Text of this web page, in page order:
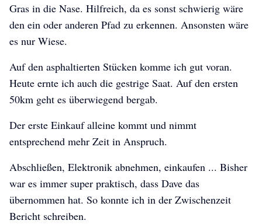
Gras in die Nase. Hilfreich, da es sonst schwierig wäre
den ein oder anderen Pfad zu erkennen. Ansonsten wäre
es nur Wiese.
Auf den asphaltierten Stücken komme ich gut voran.
Heute ernte ich auch die gestrige Saat. Auf den ersten
50km geht es überwiegend bergab.
Der erste Einkauf alleine kommt und nimmt
entsprechend mehr Zeit in Anspruch.
Abschließen, Elektronik abnehmen, einkaufen ... Bisher
war es immer super praktisch, dass Dave das
übernommen hat. So konnte ich in der Zwischenzeit
Bericht schreiben.